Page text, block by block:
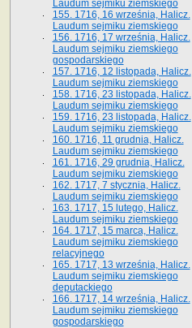
Laudum sejmiku ziemskiego
155. 1716, 16 września, Halicz.
Laudum sejmiku ziemskiego
156. 1716, 17 września, Halicz.
Laudum sejmiku ziemskiego
gospodarskiego
157. 1716, 12 listopada, Halicz.
Laudum sejmiku ziemskiego
158. 1716, 23 listopada, Halicz.
Laudum sejmiku ziemskiego
159. 1716, 23 listopada, Halicz.
Laudum sejmiku ziemskiego
160. 1716, 11 grudnia, Halicz.
Laudum sejmiku ziemskiego
161. 1716, 29 grudnia, Halicz.
Laudum sejmiku ziemskiego
162. 1717, 7 stycznia, Halicz.
Laudum sejmiku ziemskiego
163. 1717, 15 lutego, Halicz.
Laudum sejmiku ziemskiego
164. 1717, 15 marca, Halicz.
Laudum sejmiku ziemskiego
relacyjnego
165. 1717, 13 września, Halicz.
Laudum sejmiku ziemskiego
deputackiego
166. 1717, 14 września, Halicz.
Laudum sejmiku ziemskiego
gospodarskiego